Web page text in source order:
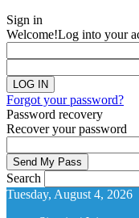
Sign in
Welcome!Log into your
Forgot your password?
Password recovery
Recover your password
Search
Tuesday, August 4, 2026